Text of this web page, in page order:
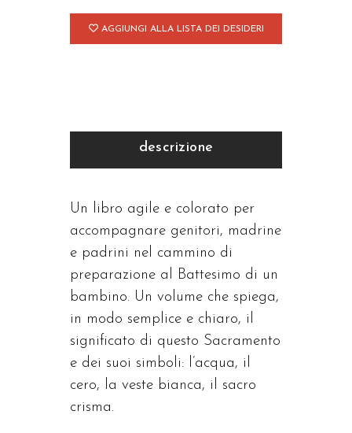
Il
rito
AGGIUNGI ALLA LISTA DEI DESIDERI
descrizione
Un libro agile e colorato per
accompagnare genitori, madrine
e padrini nel cammino di
preparazione al Battesimo di un
bambino. Un volume che spiega,
in modo semplice e chiaro, il
significato di questo Sacramento
e dei suoi simboli: l’acqua, il
cero, la veste bianca, il sacro
crisma.